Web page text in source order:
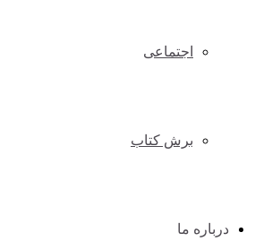
اجتماعی
برش کتاب
درباره ما